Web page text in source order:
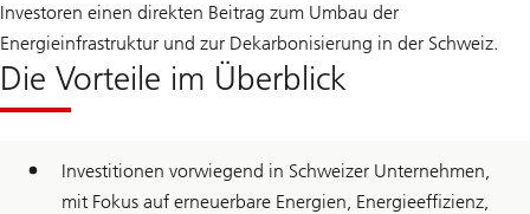
Investoren einen direkten Beitrag zum Umbau der
Energieinfrastruktur und zur Dekarbonisierung in der Schweiz.
Die Vorteile im Überblick
Investitionen vorwiegend in Schweizer Unternehmen,
mit Fokus auf erneuerbare Energien, Energieeffizienz,